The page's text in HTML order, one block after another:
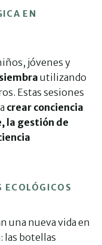
EN
jóvenes y
utilizando
Estas sesiones
crear conciencia
la gestión de
ECOLÓGICOS
una nueva vida en
: las botellas